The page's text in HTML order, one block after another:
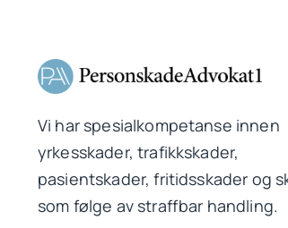
Vi har spesialkompetanse innen
yrkesskader, trafikkskader,
pasientskader, fritidsskader og
som følge av straffbar handling.